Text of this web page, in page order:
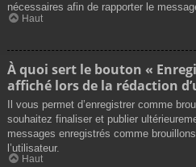
nécessaires afin de rapporter le
Haut
À quoi sert le bouton «
affiché lors de la rédaction
Il vous permet d’enregistrer comme
souhaitez finaliser et publier
messages enregistrés comme
l’utilisateur.
Haut